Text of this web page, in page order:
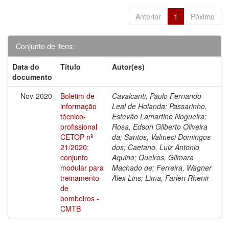
Anterior 1 Póximo
Conjunto de itens:
Data do
documento
Título Autor(es)
Nov-2020
Boletim de
informação
técnico-
profissional
CETOP nº
21/2020:
conjunto
modular para
treinamento
de
bombeiros -
CMTB
Cavalcanti, Paulo Fernando
Leal de Holanda; Passarinho,
Estevão Lamartine Nogueira;
Rosa, Edson Gilberto Oliveira
da; Santos, Valmeci Domingos
dos; Caetano, Luiz Antonio
Aquino; Queiros, Gilmara
Machado de; Ferreira, Wagner
Alex Lins; Lima, Farlen Rhenir